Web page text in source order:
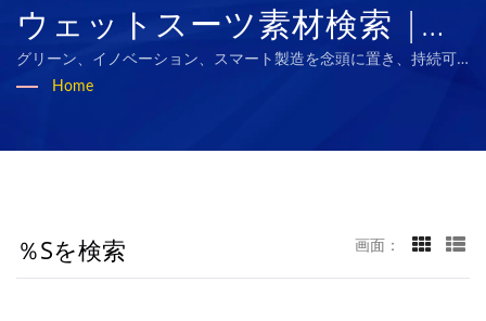
ウェットスーツ素材検索 |
ESGレポートを持つ台湾製テ
カー | Nam Liong
グリーン、イノベーション、スマート製造を念頭に置き、持続可
能な複合材料産業のベンチマークとなり、従業員や社会と成果を
Home
％sを検索 画面：